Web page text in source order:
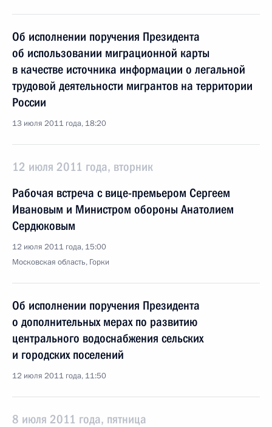
Об исполнении поручения Президента
об использовании миграционной карты
в качестве источника информации о легальной
трудовой деятельности мигрантов на территории
России
13 июля 2011 года, 18:20
12 июля 2011 года, вторник
Рабочая встреча с вице-премьером Сергеем
Ивановым и Министром обороны Анатолием
Сердюковым
12 июля 2011 года, 15:00
Московская область, Горки
Об исполнении поручения Президента
о дополнительных мерах по развитию
центрального водоснабжения сельских
и городских поселений
12 июля 2011 года, 11:50
8 июля 2011 года, пятница